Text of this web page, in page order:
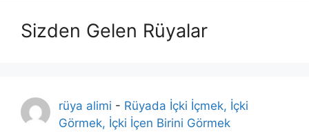
Sizden Gelen Rüyalar
rüya alimi - Rüyada İçki İçmek, İçki
Görmek, İçki İçen Birini Görmek